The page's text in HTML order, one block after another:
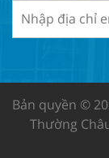
Bản quyền ©
Thường